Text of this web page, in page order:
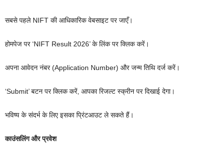
सबसे पहले NIFT की आधिकारिक वेबसाइट पर जाएँ।
होमपेज पर ‘NIFT Result 2026’ के लिंक पर क्लिक करें।
अपना आवेदन नंबर (Application Number) और जन्म तिथि दर्ज करें।
‘Submit’ बटन पर क्लिक करें, आपका रिजल्ट स्क्रीन पर दिखाई देगा।
भविष्य के संदर्भ के लिए इसका प्रिंटआउट ले सकते हैं।
काउंसलिंग और प्रवेश